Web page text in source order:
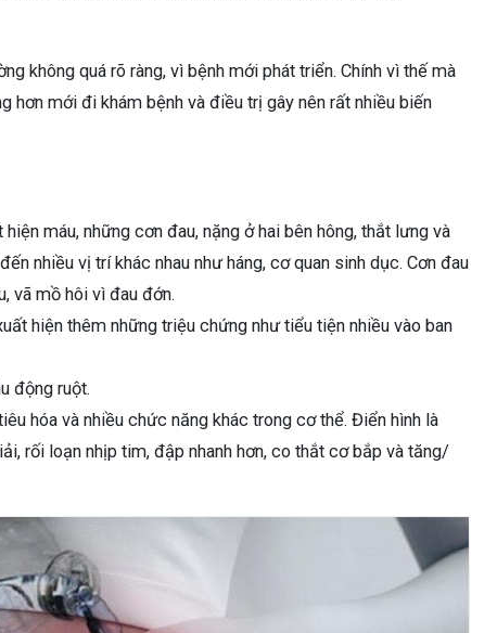
không quá rõ ràng, vì bệnh mới phát triển. Chính vì thế mà
hơn mới đi khám bệnh và điều trị gây nên rất nhiều biến
máu, những cơn đau, nặng ở hai bên hông, thắt lưng và
nhiều vị trí khác nhau như háng, cơ quan sinh dục. Cơn đau
vã mồ hôi vì đau đớn.
hiện thêm những triệu chứng như tiểu tiện nhiều vào ban
động ruột.
hóa và nhiều chức năng khác trong cơ thể. Điển hình là
rối loạn nhịp tim, đập nhanh hơn, co thắt cơ bắp và tăng/